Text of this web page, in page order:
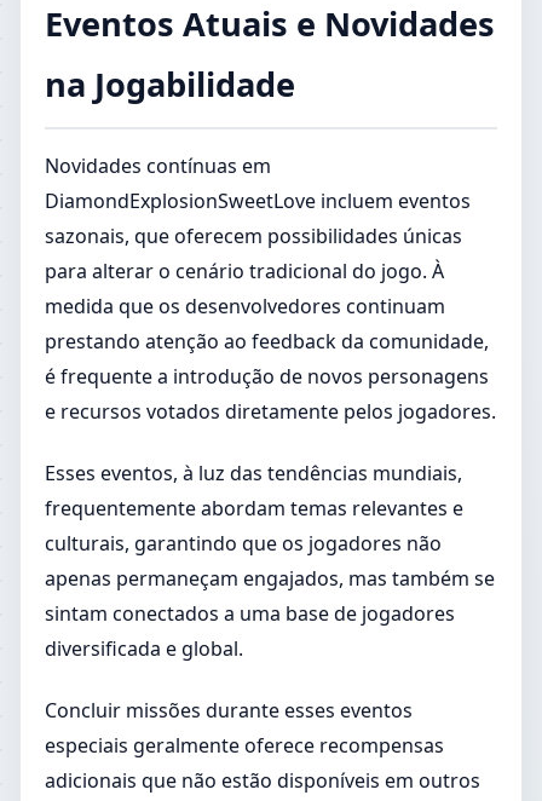
Eventos Atuais e Novidades
na Jogabilidade
Novidades contínuas em
DiamondExplosionSweetLove incluem eventos
sazonais, que oferecem possibilidades únicas
para alterar o cenário tradicional do jogo. À
medida que os desenvolvedores continuam
prestando atenção ao feedback da comunidade,
é frequente a introdução de novos personagens
e recursos votados diretamente pelos jogadores.
Esses eventos, à luz das tendências mundiais,
frequentemente abordam temas relevantes e
culturais, garantindo que os jogadores não
apenas permaneçam engajados, mas também se
sintam conectados a uma base de jogadores
diversificada e global.
Concluir missões durante esses eventos
especiais geralmente oferece recompensas
adicionais que não estão disponíveis em outros